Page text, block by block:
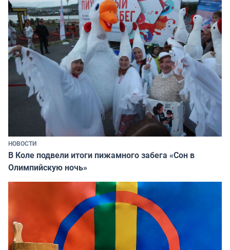
НОВОСТИ
В Коле подвели итоги пижамного забега «Сон в
Олимпийскую ночь»